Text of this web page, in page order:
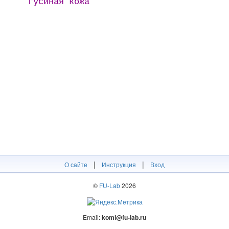
О сайте | Инструкция | Вход
© FU-Lab2026
Email:komi@fu-lab.ru